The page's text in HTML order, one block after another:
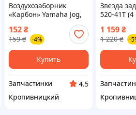
Воздухозаборник
«Карбон» Yamaha Jog,
вентилятора (крышка
обдува) (FSI Польша)
ВССМ
152₴
159 ₴ -4%
Купить
Запчастинки
4.5
Кропивницкий
Звезда
520-41T (4
(KDMOT
1 159₴
1 220 ₴ -